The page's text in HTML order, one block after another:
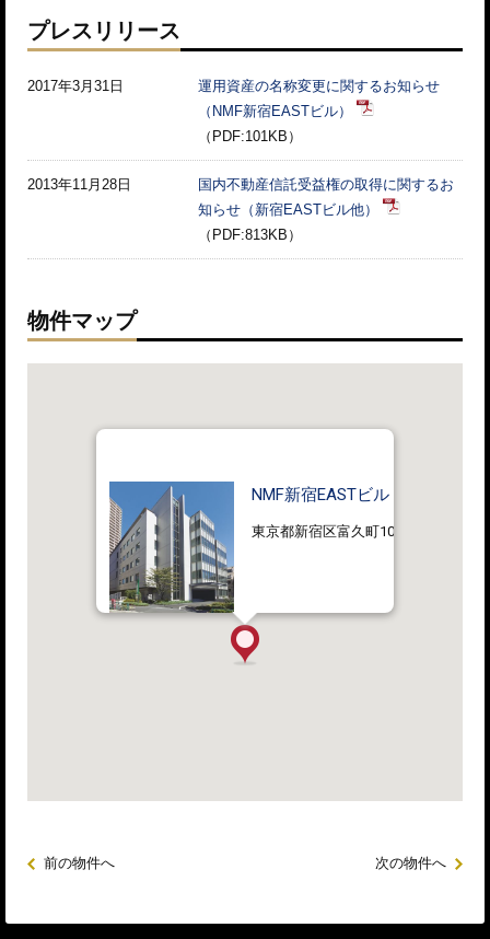
プレスリリース
2017年3月31日
運用資産の名称変更に関するお知らせ
（NMF新宿EASTビル）
（PDF:101KB）
2013年11月28日
国内不動産信託受益権の取得に関するお
知らせ（新宿EASTビル他）
（PDF:813KB）
物件マップ
NMF新宿EASTビル
東京都新宿区富久町10番5
前の物件へ 次の物件へ